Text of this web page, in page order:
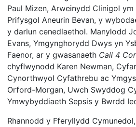
Paul Mizen, Arweinydd Clinigol
Prifysgol Aneurin Bevan, y
y darlun cenedlaethol. Manylodd
Evans, Ymgynghorydd Dwys yn
Faenor, ar y gwasanaeth Call 4
chyflwynodd Karen Newman,
Cynorthwyol Cyfathrebu ac
Orford-Morgan, Uwch Swyddog
Ymwybyddiaeth Sepsis y Bwrdd
Rhannodd y Fferyllydd